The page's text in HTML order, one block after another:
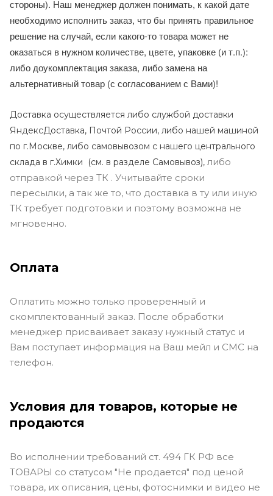
стороны). Наш менеджер должен понимать, к какой дате
необходимо исполнить заказ, что бы принять правильное
решение на случай, если какого-то товара может не
оказаться в нужном количестве, цвете, упаковке (и т.п.):
либо доукомплектация заказа, либо замена на
альтернативный товар (с согласованием с Вами)!
Доставка осуществляется либо службой доставки
ЯндексДоставка, Почтой России, либо нашей машиной
по г.Москве, либо самовывозом с нашего центрального
склада в г.Химки (см. в разделе Самовывоз), либо
отправкой через ТК . Учитывайте сроки
пересылки, а так же то, что доставка в ту или иную
ТК требует подготовки и поэтому возможна не
мгновенно.
Оплата
Оплатить можно только проверенный и
скомплектованный заказ. После обработки
менеджер присваивает заказу нужный статус и
Вам поступает информация на Ваш мейл и СМС на
телефон.
Условия для товаров, которые не
продаются
Во исполнении требований ст. 494 ГК РФ все
ТОВАРЫ со статусом "Не продается" под ценой
товара, их описания, цены, фотоснимки и видео не